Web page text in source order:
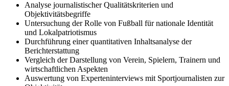
Analyse journalistischer Qualitätskriterien und
Objektivitätsbegriffe
Untersuchung der Rolle von Fußball für nationale Identität
und Lokalpatriotismus
Durchführung einer quantitativen Inhaltsanalyse der
Berichterstattung
Vergleich der Darstellung von Verein, Spielern, Trainern und
wirtschaftlichen Aspekten
Auswertung von Experteninterviews mit Sportjournalisten zur